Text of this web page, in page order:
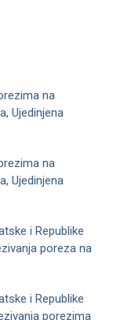
na
Ujedinjena
na
Ujedinjena
i Republike
poreza na
i Republike
porezima